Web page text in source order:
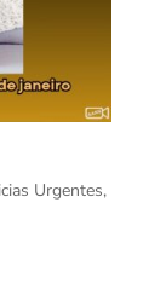
Urgentes,